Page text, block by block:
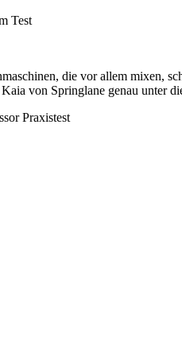
Test
die vor allem mixen,
von Springlane genau unter